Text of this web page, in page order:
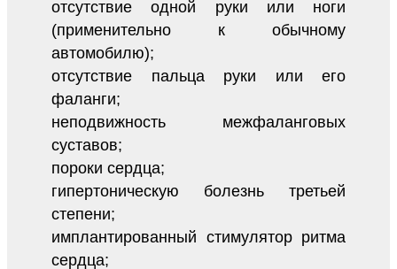
отсутствие одной руки или ноги
(применительно к обычному
автомобилю);
отсутствие пальца руки или его
фаланги;
неподвижность межфаланговых
суставов;
пороки сердца;
гипертоническую болезнь третьей
степени;
имплантированный стимулятор ритма
сердца;